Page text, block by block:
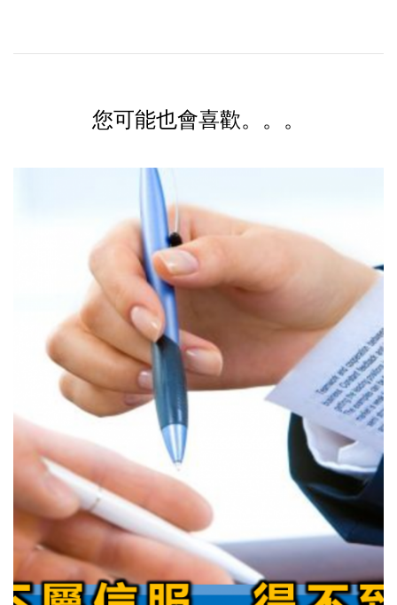
您可能也會喜歡。。。